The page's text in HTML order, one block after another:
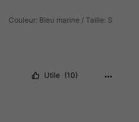
Couleur: Bleu marine / Taille: S
Utile (10)